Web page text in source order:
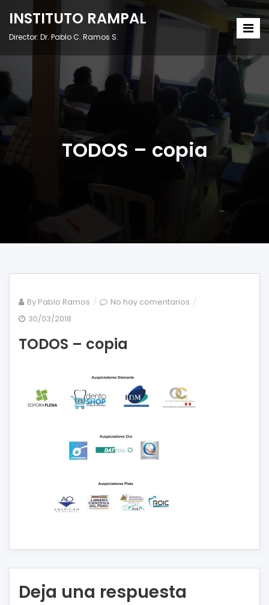
INSTITUTO RAMPAL
Director: Dr. Pablo C. Ramos S.
TODOS – copia
By Pablo Ramos No hay comentarios en
30/03/2018
TODOS – copia
Deja una respuesta